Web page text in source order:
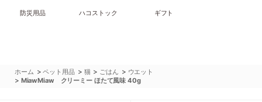
防災用品 ハコストック ギフト
ホーム >ペット用品 > 猫 > ごはん > ウエット
> MiawMiaw クリーミー ほたて風味 40g